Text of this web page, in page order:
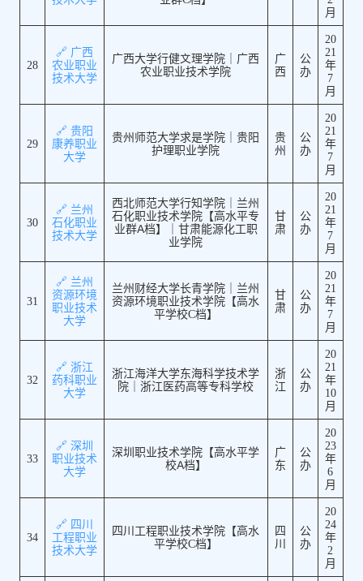
月
28
🔗 广西
农业职业
技术大学
广西大学行健文理学院｜广西
农业职业技术学院
广
西
公
办
20
21
年
7
月
29
🔗 贵阳
康养职业
大学
贵州师范大学求是学院｜贵阳
护理职业学院
贵
州
公
办
20
21
年
7
月
30
🔗 兰州
石化职业
技术大学
西北师范大学行知学院｜兰州
石化职业技术学院【高水平专
业群A档】｜甘肃能源化工职
业学院
甘
肃
公
办
20
21
年
7
月
31
🔗 兰州
资源环境
职业技术
大学
兰州财经大学长青学院｜兰州
资源环境职业技术学院【高水
平学校C档】
甘
肃
公
办
20
21
年
7
月
32
🔗 浙江
药科职业
大学
浙江海洋大学东海科学技术学
院｜浙江医药高等专科学校
浙
江
公
办
20
21
年
10
月
33
🔗 深圳
职业技术
大学
深圳职业技术学院【高水平学
校A档】
广
东
公
办
20
23
年
6
月
34
🔗 四川
工程职业
技术大学
四川工程职业技术学院【高水
平学校C档】
四
川
公
办
20
24
年
2
月